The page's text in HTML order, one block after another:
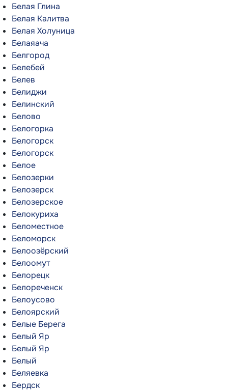
Белая Глина
Белая Калитва
Белая Холуница
Белаяача
Белгород
Белебей
Белев
Белиджи
Белинский
Белово
Белогорка
Белогорск
Белогорск
Белое
Белозерки
Белозерск
Белозерское
Белокуриха
Беломестное
Беломорск
Белоозёрский
Белоомут
Белорецк
Белореченск
Белоусово
Белоярский
Белые Берега
Белый Яр
Белый Яр
Белый
Беляевка
Бердск